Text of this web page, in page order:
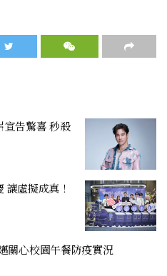
宣告驚喜 秒殺
讓虛擬成真！
關心校園午餐防疫實況